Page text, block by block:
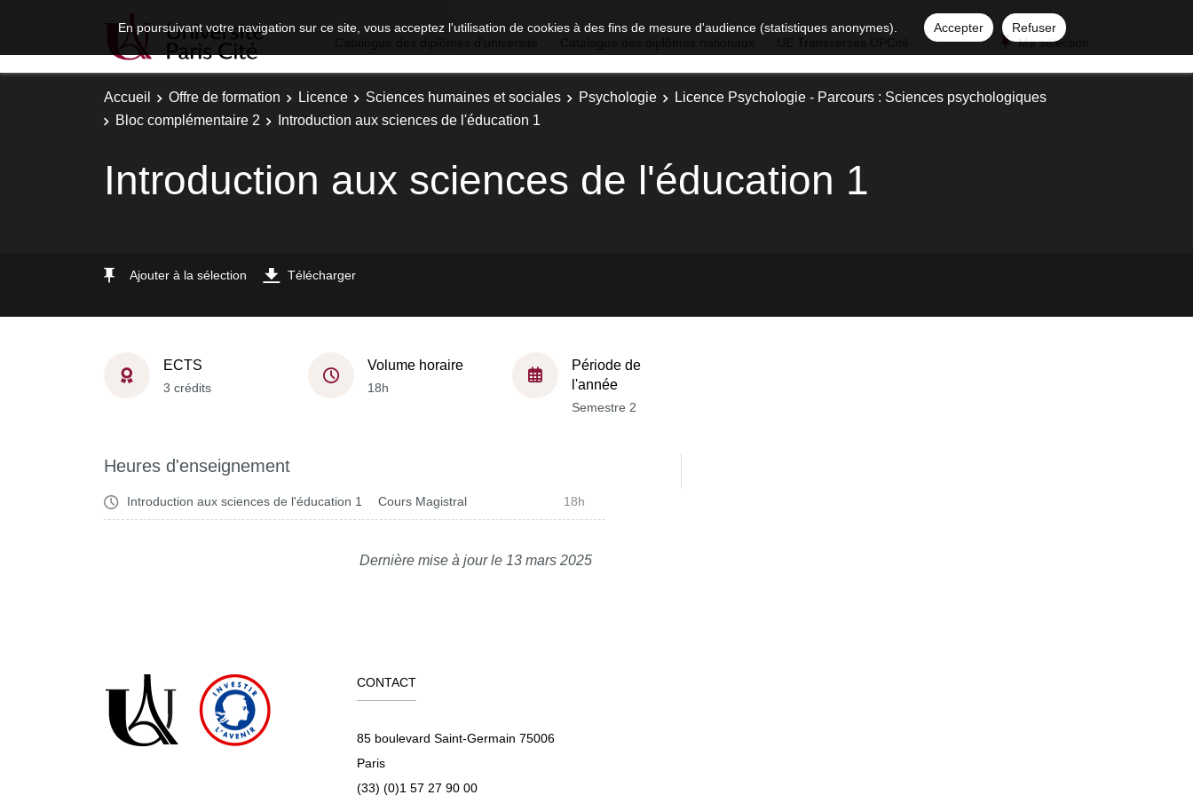
En poursuivant votre navigation sur ce site, vous acceptez l'utilisation de cookies à des fins de mesure d'audience (statistiques anonymes). Accepter
Refuser
Ma sélection
Accueil Offre de formation Licence Sciences humaines et sociales Psychologie
Licence Psychologie - Parcours : Sciences psychologiques
Bloc complémentaire 2
Introduction aux sciences de l'éducation 1
Introduction aux sciences de l'éducation 1
Ajouter à la sélection Télécharger
ECTS
3 crédits
Volume horaire
18h
Période de
l'année
Semestre 2
Heures d'enseignement
Introduction aux sciences de l'éducation 1 Cours Magistral 18h
Dernière mise à jour le 13 mars 2025
CONTACT
85 boulevard Saint-Germain 75006
Paris
(33) (0)1 57 27 90 00